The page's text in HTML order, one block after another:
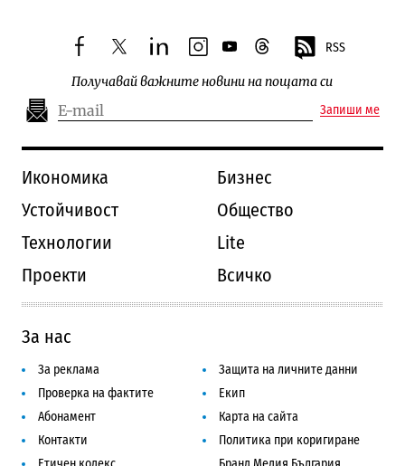
facebooktwitterlinkedininstagram
youtubethreads RSS
Получавай важните новини на пощата си
Запиши ме
Икономика
Бизнес
Устойчивост
Общество
Технологии
Lite
Проекти
Всичко
За нас
За реклама
Защита на личните данни
Проверка на фактите
Екип
Абонамент
Карта на сайта
Контакти
Политика при коригиране